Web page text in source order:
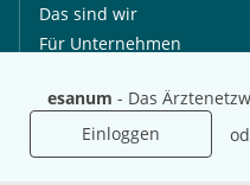
esanum - Das
Einloggen
Das sind wir
Für Unternehmen
Mediadaten
Presse
Karriere